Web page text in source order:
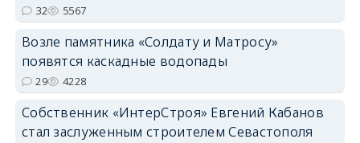
32 5567
Возле памятника «Солдату и Матросу»
появятся каскадные водопады
29 4228
Собственник «ИнтерСтроя» Евгений Кабанов
стал заслуженным строителем Севастополя